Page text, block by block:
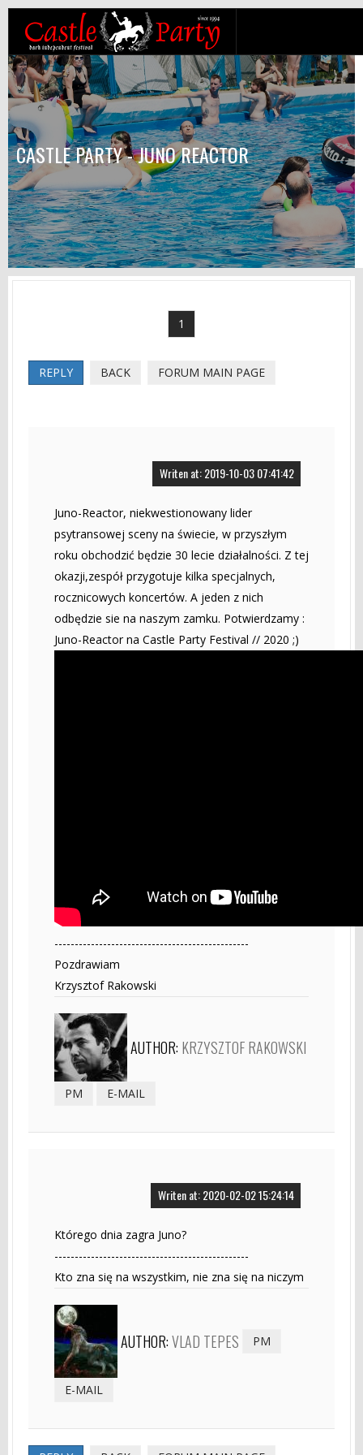
CASTLE PARTY - JUNO REACTOR
1
REPLY BACK FORUM MAIN PAGE
Writen at: 2019-10-03 07:41:42
Juno-Reactor, niekwestionowany lider
psytransowej sceny na świecie, w przyszłym
roku obchodzić będzie 30 lecie działalności. Z tej
okazji,zespół przygotuje kilka specjalnych,
rocznicowych koncertów. A jeden z nich
odbędzie sie na naszym zamku. Potwierdzamy :
Juno-Reactor na Castle Party Festival // 2020 ;)
------------------------------------------------
Pozdrawiam
Krzysztof Rakowski
AUTHOR: KRZYSZTOF RAKOWSKI
PM E-MAIL
Writen at: 2020-02-02 15:24:14
Którego dnia zagra Juno?
------------------------------------------------
Kto zna się na wszystkim, nie zna się na niczym
AUTHOR:VLAD TEPES PM
E-MAIL